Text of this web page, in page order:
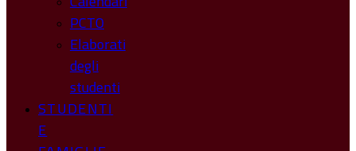
PCTO
Elaborati
degli
studenti
STUDENTI
E